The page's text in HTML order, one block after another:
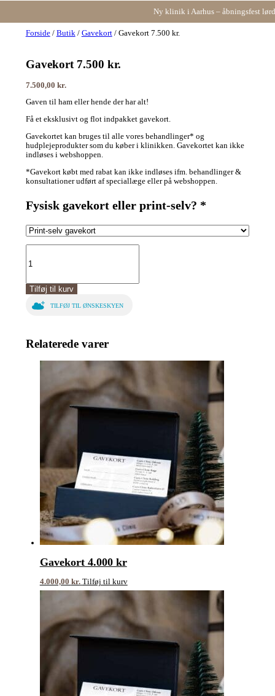
Ny klinik i Aarhus – åbningsfest
Forside/ Butik / Gavekort/ Gavekort 7.500 kr.
Gavekort 7.500 kr.
7.500,00 kr.
Gaven til ham eller hende der har alt!
Få et eksklusivt og flot indpakket gavekort.
Gavekortet kan bruges til alle vores behandlinger* og
hudplejeprodukter som du køber i klinikken. Gavekortet kan ikke
indløses i webshoppen.
*Gavekort købt med rabat kan ikke indløses ifm. behandlinger &
konsultationer udført af speciallæge eller på webshoppen.⁠
Fysisk gavekort eller print-selv? *
Gavekort
kr.
Tilføj til kurv
TILFØJ TIL ØNSKESKYEN
Relaterede varer
Gavekort 4.000 kr
4.000,00 kr. Tilføj til kurv